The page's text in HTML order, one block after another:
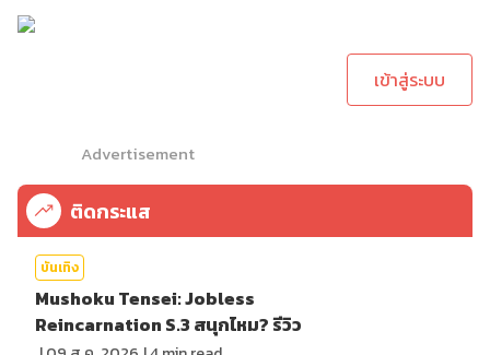
เข้าสู่ระบบ
Advertisement
ติดกระแส
บันเทิง
Mushoku Tensei: Jobless
Reincarnation S.3 สนุกไหม? รีวิว